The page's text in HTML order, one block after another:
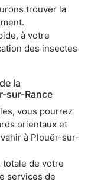
trouver la
à votre
des insectes
la
sur-Rance
vous pourrez
orientaux et
à Plouër-sur-
totale de votre
services de